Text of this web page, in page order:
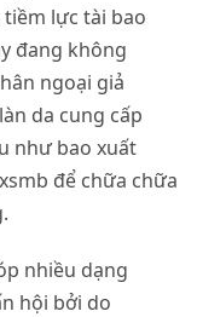
lực tài bao
đang không
ngoại giả
da cung cấp
như bao xuất
để chữa chữa
nhiều dạng
hội bởi do